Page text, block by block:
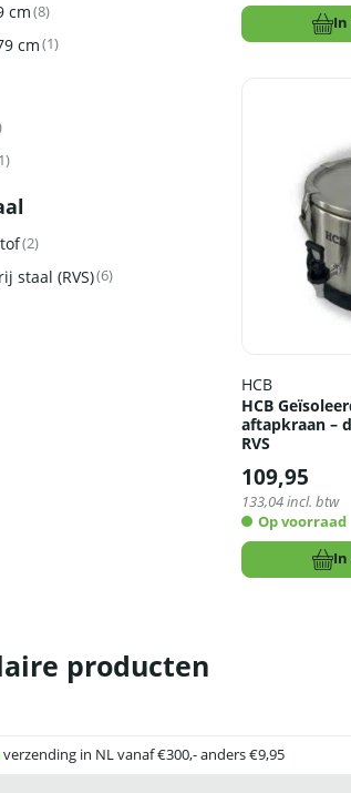
cm(8)
cm(1)
(2)
staal (RVS)(6)
HCB
HCB
aftapkraan –
RVS
109,95
133,04incl. btw
Op voorraad
producten
verzending in NL vanaf €300,- anders €9,95